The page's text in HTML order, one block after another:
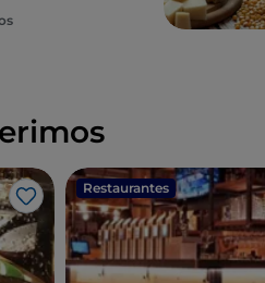
Gosto
Restaurantes